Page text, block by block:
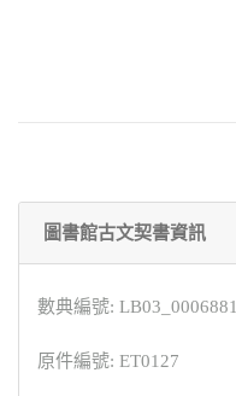
圖書館古文契書資訊
數典編號: LB03_0006881
原件編號: ET0127